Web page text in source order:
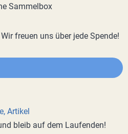
freuen uns über jede Spende!
Artikel
bleib auf dem Laufenden!